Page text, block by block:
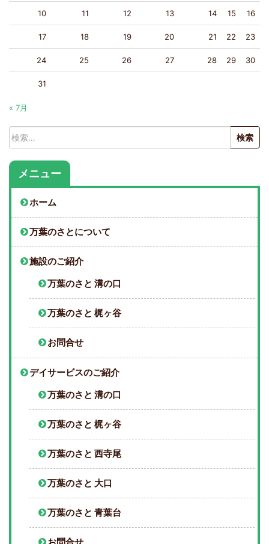
10 11 12 13 14 15 16
17 18 19 20 21 22 23
24 25 26 27 28 29 30
31
« 7月
検
索:
メニュー
ホーム
万葉のさとについて
施設のご紹介
万葉のさと 溝の口
万葉のさと 梶ヶ谷
お問合せ
デイサービスのご紹介
万葉のさと 溝の口
万葉のさと 梶ヶ谷
万葉のさと 西寺尾
万葉のさと 大口
万葉のさと 青葉台
お問合せ